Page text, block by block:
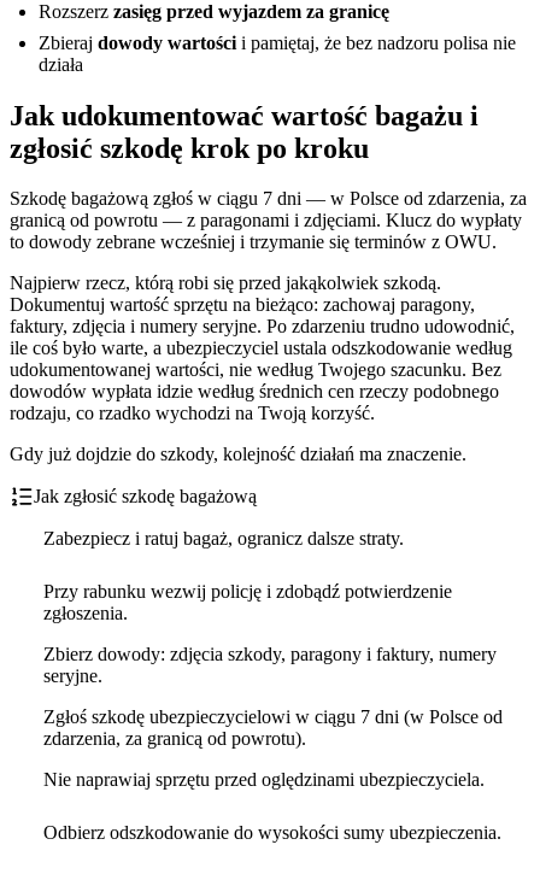
Rozszerz zasięg przed wyjazdem za granicę
Zbieraj dowody wartości i pamiętaj, że bez nadzoru polisa nie
działa
Jak udokumentować wartość bagażu i
zgłosić szkodę krok po kroku
Szkodę bagażową zgłoś w ciągu 7 dni — w Polsce od zdarzenia, za
granicą od powrotu — z paragonami i zdjęciami. Klucz do wypłaty
to dowody zebrane wcześniej i trzymanie się terminów z OWU.
Najpierw rzecz, którą robi się przed jakąkolwiek szkodą.
Dokumentuj wartość sprzętu na bieżąco: zachowaj paragony,
faktury, zdjęcia i numery seryjne. Po zdarzeniu trudno udowodnić,
ile coś było warte, a ubezpieczyciel ustala odszkodowanie według
udokumentowanej wartości, nie według Twojego szacunku. Bez
dowodów wypłata idzie według średnich cen rzeczy podobnego
rodzaju, co rzadko wychodzi na Twoją korzyść.
Gdy już dojdzie do szkody, kolejność działań ma znaczenie.
Jak zgłosić szkodę bagażową
Zabezpiecz i ratuj bagaż, ogranicz dalsze straty.
Przy rabunku wezwij policję i zdobądź potwierdzenie
zgłoszenia.
Zbierz dowody: zdjęcia szkody, paragony i faktury, numery
seryjne.
Zgłoś szkodę ubezpieczycielowi w ciągu 7 dni (w Polsce od
zdarzenia, za granicą od powrotu).
Nie naprawiaj sprzętu przed oględzinami ubezpieczyciela.
Odbierz odszkodowanie do wysokości sumy ubezpieczenia.